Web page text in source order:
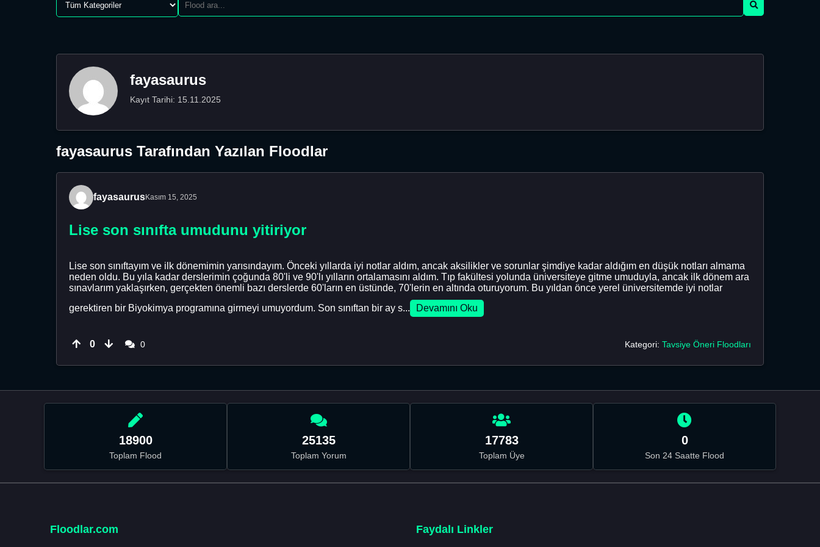
fayasaurus
Kayıt Tarihi: 15.11.2025
fayasaurus Tarafından Yazılan Floodlar
fayasaurusKasım 15, 2025
Lise son sınıfta umudunu yitiriyor
Lise son sınıftayım ve ilk dönemimin yarısındayım. Önceki yıllarda iyi notlar aldım, ancak aksilikler ve sorunlar şimdiye kadar aldığım en düşük notları almama
neden oldu. Bu yıla kadar derslerimin çoğunda 80'li ve 90'lı yılların ortalamasını aldım. Tıp fakültesi yolunda üniversiteye gitme umuduyla, ancak ilk dönem ara
sınavlarım yaklaşırken, gerçekten önemli bazı derslerde 60'ların en üstünde, 70'lerin en altında oturuyorum. Bu yıldan önce yerel üniversitemde iyi notlar
gerektiren bir Biyokimya programına girmeyi umuyordum. Son sınıftan bir ay s...
Devamını Oku
0 0 Kategori: Tavsiye Öneri Floodları
18900
Toplam Flood
25135
Toplam Yorum
17783
Toplam Üye
0
Son 24 Saatte Flood
Floodlar.com Faydalı Linkler